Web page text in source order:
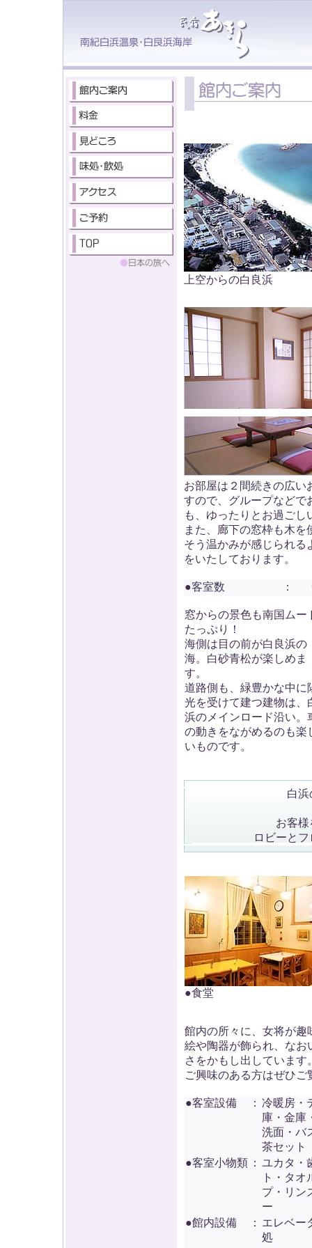
上空からの白良浜
お部屋は２間続きの広い
すので、グループなどで
も、ゆったりとお過ごし
また、廊下の窓枠も木を
そう温かみが感じられる
をいたしております。
●客室数 ：
窓からの景色も南国ムー
たっぷり！
海側は目の前が白良浜の
海。白砂青松が楽しめま
す。
道路側も、緑豊かな中に
光を受けて建つ建物は、
浜のメインロード沿い。
の動きをながめるのも楽
いものです。
白
お客
ロビーと
●食堂
館内の所々に、女将が趣
絵や陶器が飾られ、なお
さをかもし出しています
ご興味のある方はぜひご
●客室設備 ： 冷暖房・
庫・金庫
洗面・バ
茶セット
●客室小物類 ： ユカタ・
ト・タオ
プ・リン
ー
●館内設備
： エレベー
処